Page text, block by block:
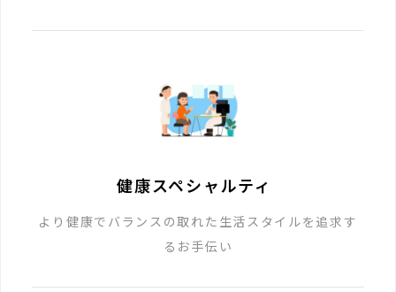
健康スペシャルティ
より健康でバランスの取れた生活スタイルを追求す
るお手伝い